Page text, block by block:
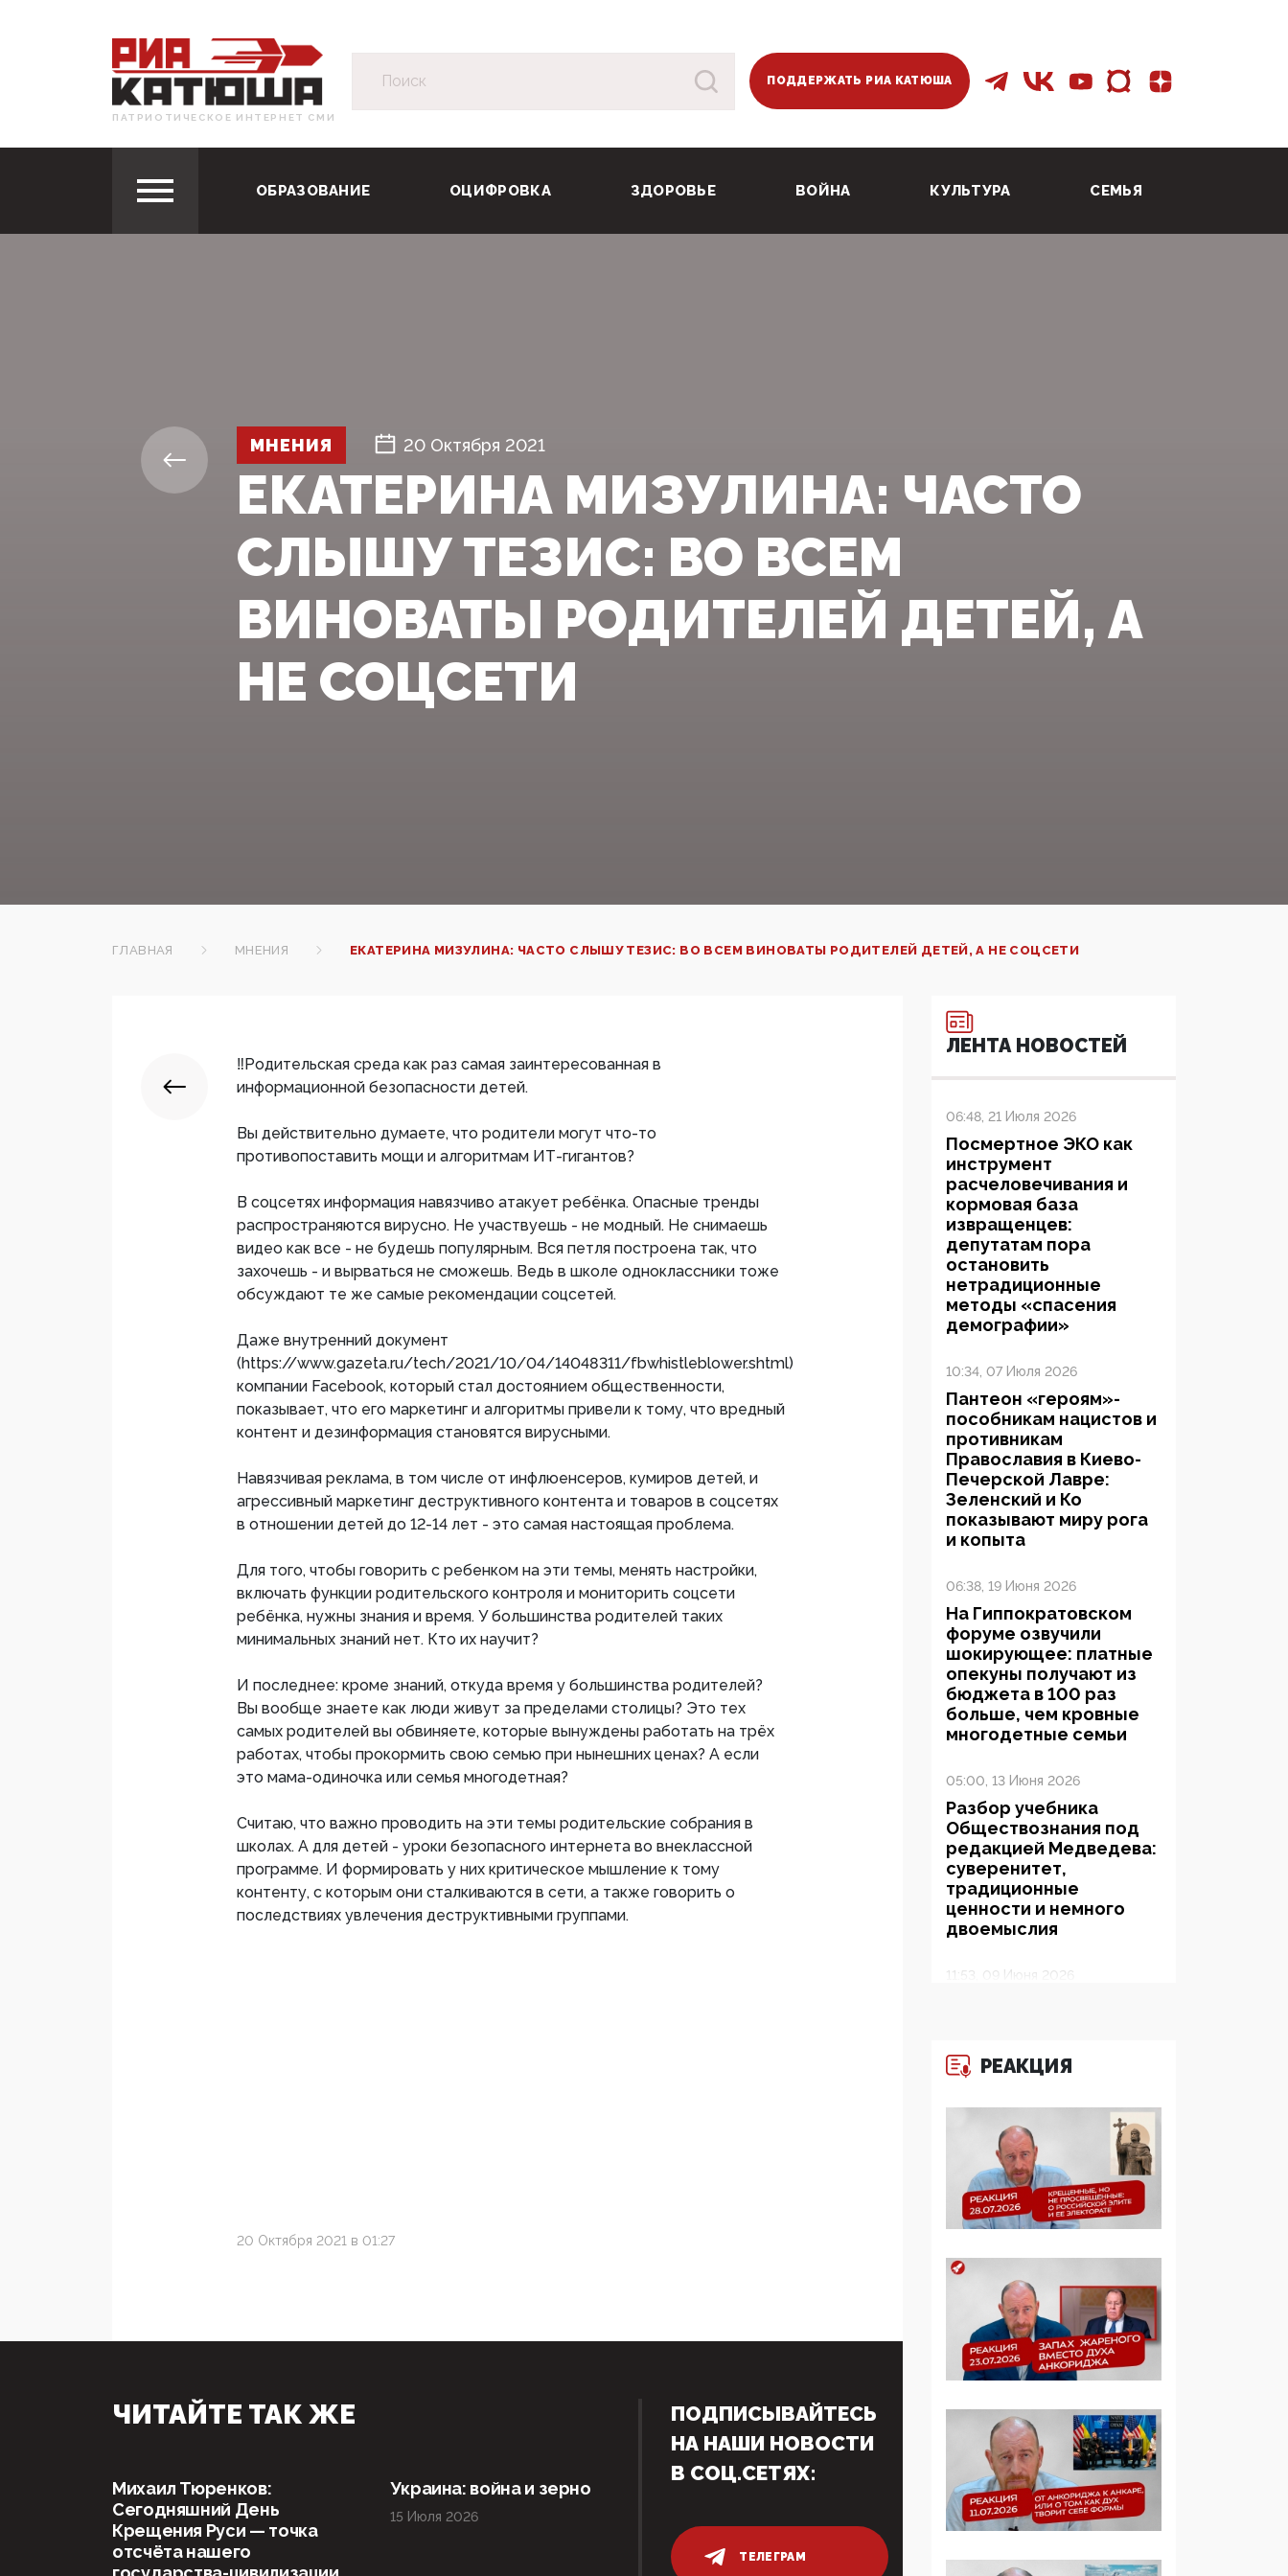
ПАТРИОТИЧЕСКОЕ ИНТЕРНЕТ СМИ
ПОДДЕРЖАТЬ РИА КАТЮША
ОБРАЗОВАНИЕ ОЦИФРОВКА ЗДОРОВЬЕ ВОЙНА КУЛЬТУРА СЕМЬЯ
МНЕНИЯ 20 Октября 2021
ЕКАТЕРИНА МИЗУЛИНА: ЧАСТО
СЛЫШУ ТЕЗИС: ВО ВСЕМ
ВИНОВАТЫ РОДИТЕЛЕЙ ДЕТЕЙ, А
НЕ СОЦСЕТИ
ГЛАВНАЯ МНЕНИЯ ЕКАТЕРИНА МИЗУЛИНА: ЧАСТО СЛЫШУ ТЕЗИС: ВО ВСЕМ ВИНОВАТЫ РОДИТЕЛЕЙ ДЕТЕЙ, А НЕ СОЦСЕТИ
‼️Родительская среда как раз самая заинтересованная в
информационной безопасности детей.
Вы действительно думаете, что родители могут что-то
противопоставить мощи и алгоритмам ИТ-гигантов?
В соцсетях информация навязчиво атакует ребёнка. Опасные тренды
распространяются вирусно. Не участвуешь - не модный. Не снимаешь
видео как все - не будешь популярным. Вся петля построена так, что
захочешь - и вырваться не сможешь. Ведь в школе одноклассники тоже
обсуждают те же самые рекомендации соцсетей.
Даже внутренний документ
(https://www.gazeta.ru/tech/2021/10/04/14048311/fbwhistleblower.shtml)
компании Facebook, который стал достоянием общественности,
показывает, что его маркетинг и алгоритмы привели к тому, что вредный
контент и дезинформация становятся вирусными.
Навязчивая реклама, в том числе от инфлюенсеров, кумиров детей, и
агрессивный маркетинг деструктивного контента и товаров в соцсетях
в отношении детей до 12-14 лет - это самая настоящая проблема.
Для того, чтобы говорить с ребенком на эти темы, менять настройки,
включать функции родительского контроля и мониторить соцсети
ребёнка, нужны знания и время. У большинства родителей таких
минимальных знаний нет. Кто их научит?
И последнее: кроме знаний, откуда время у большинства родителей?
Вы вообще знаете как люди живут за пределами столицы? Это тех
самых родителей вы обвиняете, которые вынуждены работать на трёх
работах, чтобы прокормить свою семью при нынешних ценах? А если
это мама-одиночка или семья многодетная?
Считаю, что важно проводить на эти темы родительские собрания в
школах. А для детей - уроки безопасного интернета во внеклассной
программе. И формировать у них критическое мышление к тому
контенту, с которым они сталкиваются в сети, а также говорить о
последствиях увлечения деструктивными группами.
20 Октября 2021 в 01:27
ЛЕНТА НОВОСТЕЙ
06:48, 21 Июля 2026
Посмертное ЭКО как
инструмент
расчеловечивания и
кормовая база
извращенцев:
депутатам пора
остановить
нетрадиционные
методы «спасения
демографии»
10:34, 07 Июля 2026
Пантеон «героям»-
пособникам нацистов и
противникам
Православия в Киево-
Печерской Лавре:
Зеленский и Ко
показывают миру рога
и копыта
06:38, 19 Июня 2026
На Гиппократовском
форуме озвучили
шокирующее: платные
опекуны получают из
бюджета в 100 раз
больше, чем кровные
многодетные семьи
05:00, 13 Июня 2026
Разбор учебника
Обществознания под
редакцией Медведева:
суверенитет,
традиционные
ценности и немного
двоемыслия
11:53, 09 Июня 2026
деятельность ИИТО
ЮНЕСКО в России, но
цифроглобалисты
продолжают
определять повестку в
образовании
09:43, 01 Июня 2026
граждан: Минцифры
намерено отобрать у
регионов и
муниципалитетов право
защищать жилые дома
и социальные объекты
от ЭМИ
05:58, 26 Мая 2026
Роскомнадзор
освободили от борца с
деструктивным и
опасным контентом
07:39, 25 Мая 2026
РЕАКЦИЯ
ЧИТАЙТЕ ТАК ЖЕ
Михаил Тюренков:
Сегодняшний День
Крещения Руси — точка
отсчёта нашего
Украина: война и зерно
15 Июля 2026
ПОДПИСЫВАЙТЕСЬ
НА НАШИ НОВОСТИ
В СОЦ.СЕТЯХ:
ТЕЛЕГРАМ